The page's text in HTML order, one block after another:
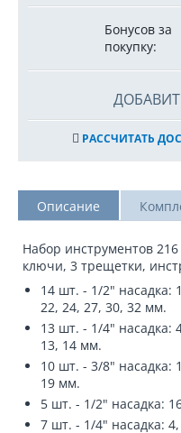
Бонусов за
покупку:
РАССЧИТАТЬ
Описание
Набор инструментов
ключи, 3 трещетки,
14 шт. - 1/2" насадка:
22, 24, 27, 30, 32 мм.
13 шт. - 1/4" насадка:
13, 14 мм.
10 шт. - 3/8" насадка:
19 мм.
5 шт. - 1/2" насадка:
7 шт. - 1/4" насадка: